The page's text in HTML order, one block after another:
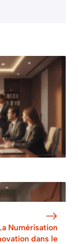
Numérisation
dans le